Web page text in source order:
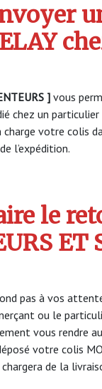
] vous
chez un
charge votre colis
l’expédition.
le
ET
pas à vos
ou le
vous rendre
votre colis
de la